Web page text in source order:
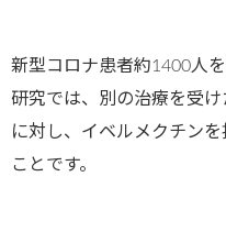
新型コロナ患者約1400人
研究では、別の治療を受け
に対し、イベルメクチン
ことです。